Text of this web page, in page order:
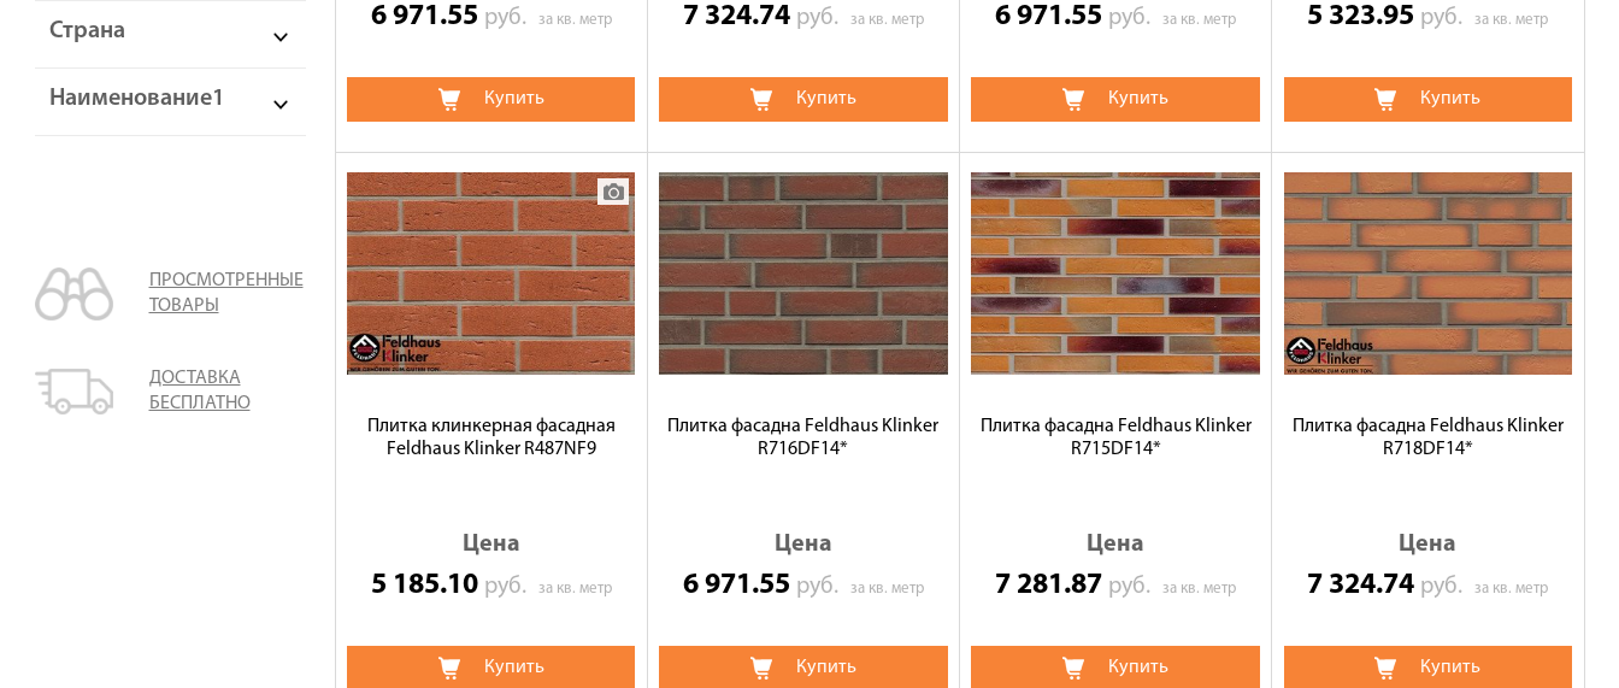
Страна
Наименование1
ПРОСМОТРЕННЫЕ
ТОВАРЫ
ДОСТАВКА
БЕСПЛАТНО
6 971.55 руб. за кв. метр
Купить
7 324.74 руб. за кв. метр
Купить
6 971.55 руб.за кв. метр
Купить
5 323.95 руб.за кв. метр
Купить
Плитка клинкерная фасадная
Feldhaus Klinker R487NF9
Цена
5 185.10 руб. за кв. метр
Купить
Плитка фасадна Feldhaus Klinker
R716DF14*
Цена
6 971.55 руб. за кв. метр
Купить
Плитка фасадна Feldhaus Klinker
R715DF14*
Цена
7 281.87 руб.за кв. метр
Купить
Плитка фасадна Feldhaus Klinker
R718DF14*
Цена
7 324.74 руб.за кв. метр
Купить